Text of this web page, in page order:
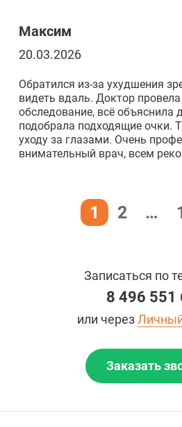
Максим
20.03.2026
Обратился из-за ухудшения
видеть вдаль. Доктор
обследование, всё объяснила
подобрала подходящие очки.
уходу за глазами. Очень
внимательный врач, всем
1 2 …
Записаться по
8 496 551
или через
Заказать